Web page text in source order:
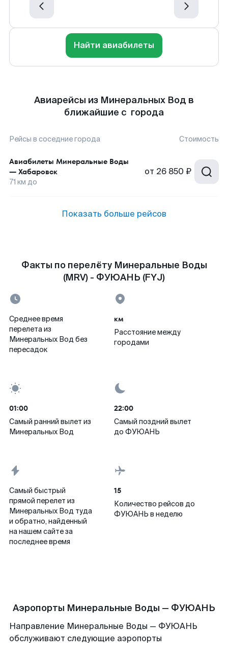
Найти авиабилеты
Авиарейсы из Минеральных Вод в
ближайшие с города
Рейсы в соседние города Стоимость
Авиабилеты Минеральные Воды
— Хабаровск
71 км до
от 26 850 ₽
Показать больше рейсов
Факты по перелёту Минеральные Воды
(MRV) - ФУЮАНЬ (FYJ)
Среднее время
перелета из
Минеральных Вод без
пересадок
км
Расстояние между
городами
01:00
Самый ранний вылет из
Минеральных Вод
22:00
Самый поздний вылет
до ФУЮАНЬ
Самый быстрый
прямой перелет из
Минеральных Вод туда
и обратно, найденный
на нашем сайте за
последнее время
15
Количество рейсов до
ФУЮАНЬ в неделю
Аэропорты Минеральные Воды — ФУЮАНЬ
Направление Минеральные Воды — ФУЮАНЬ
обслуживают следующие аэропорты